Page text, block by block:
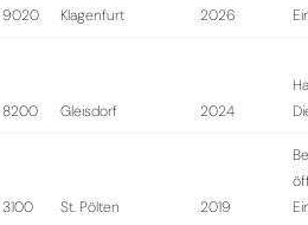
9020 Klagenfurt 2026
8200 Gleisdorf 2024
3100 St. Pölten 2019